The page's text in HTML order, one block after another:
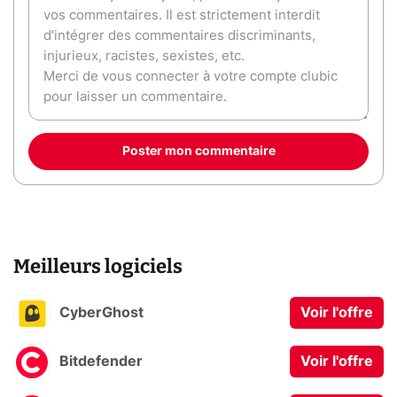
Poster mon commentaire
Meilleurs logiciels
CyberGhost Voir l'offre
Bitdefender Voir l'offre